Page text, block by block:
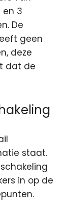
en 3
De
geen
deze
dat de
staat.
in op de